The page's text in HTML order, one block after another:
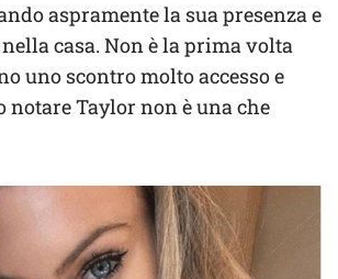
aspramente la sua presenza e
casa. Non è la prima volta
uno scontro molto accesso e
notare Taylor non è una che